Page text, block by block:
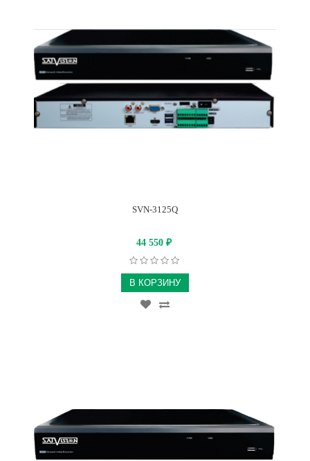
SVN-3125Q
44 550 ₽
В КОРЗИНУ